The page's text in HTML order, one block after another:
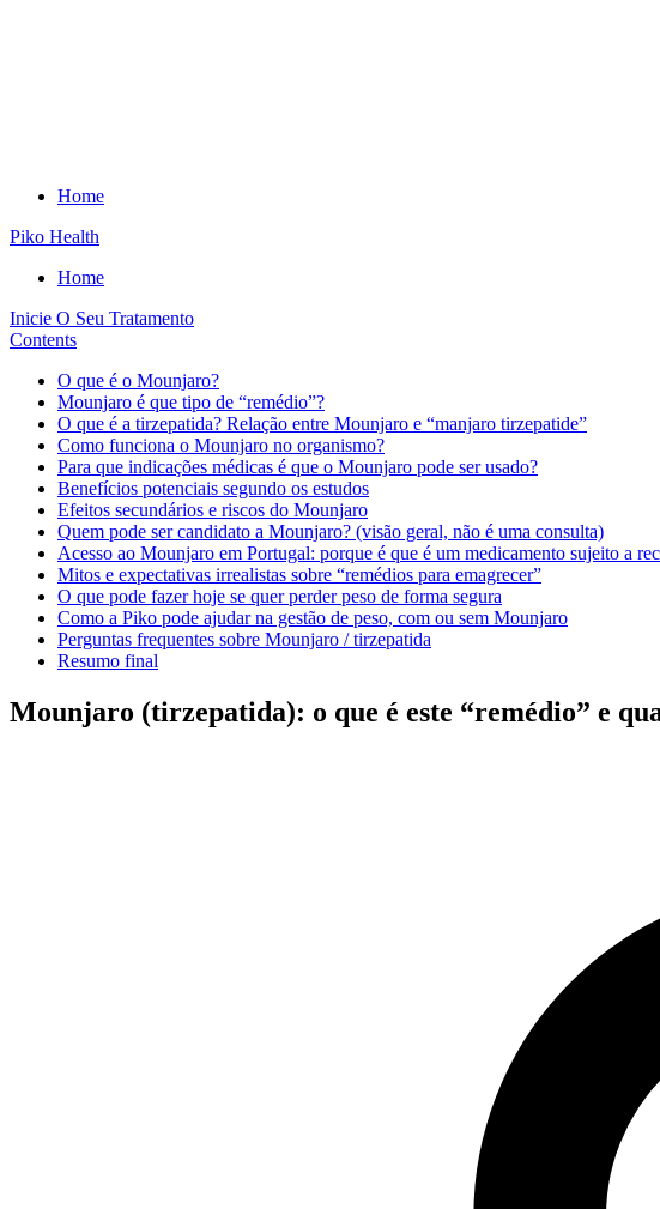
Home
Piko Health
Home
Inicie O Seu Tratamento
Contents
O que é o Mounjaro?
Mounjaro é que tipo de “remédio”?
O que é a tirzepatida? Relação entre Mounjaro e “manjaro tirzepatide”
Como funciona o Mounjaro no organismo?
Para que indicações médicas é que o Mounjaro pode ser usado?
Benefícios potenciais segundo os estudos
Efeitos secundários e riscos do Mounjaro
Quem pode ser candidato a Mounjaro? (visão geral, não é uma consulta)
Acesso ao Mounjaro em Portugal: porque é que é um medicamento sujeito a
Mitos e expectativas irrealistas sobre “remédios para emagrecer”
O que pode fazer hoje se quer perder peso de forma segura
Como a Piko pode ajudar na gestão de peso, com ou sem Mounjaro
Perguntas frequentes sobre Mounjaro / tirzepatida
Resumo final
Mounjaro (tirzepatida): o que é este “remédio” e